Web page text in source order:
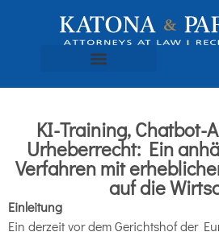
KI-Training, Chatbot-
Urheberrecht: Ein
Verfahren mit
auf die
Einleitung
Ein derzeit vor dem Gerichtshof der